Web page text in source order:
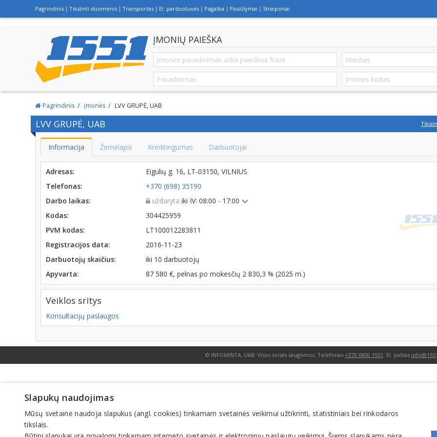
Pagrindinis Tikslinti duomenis Transportas El. parduotuvės Pagalba Pasiūlymai Straipsniai
ĮMONIŲ PAIEŠKA
Pagrindinis Įmonės LVV GRUPĖ, UAB
LVV GRUPĖ, UAB
Informacija Žemėlapis Kreditingumas Darbuotojai
Adresas:
Eigulių g. 16, LT-03150, VILNIUS
Telefonas:
+370 (698) 35190
Darbo laikas:
uždaryta iki IV: 08:00 - 17:00
Kodas:
304425959
PVM kodas:
LT100012283811
Registracijos data:
2016-11-23
Darbuotojų skaičius:
iki 10 darbuotojų
Apyvarta:
87 580 €, pelnas po mokesčių 2 830,3 % (2025 m.)
Veiklos sritys
Konsultacijų paslaugos
© INFOMINTA, UAB. Visos teisės saugomos. Telefonas +370 6900 1551 . El. paštas
Slapukų naudojimas
Mūsų svetainė naudoja slapukus (angl. cookies) tinkamam svetainės veikimui užtikrinti, statistiniais bei rinkodaros
tikslais.